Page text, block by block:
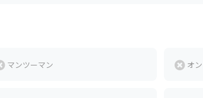
マンツーマン オ